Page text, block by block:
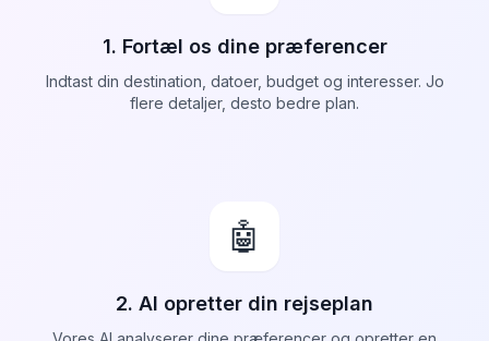
1. Fortæl os dine præferencer
Indtast din destination, datoer, budget og interesser. Jo
flere detaljer, desto bedre plan.
🤖
2. AI opretter din rejseplan